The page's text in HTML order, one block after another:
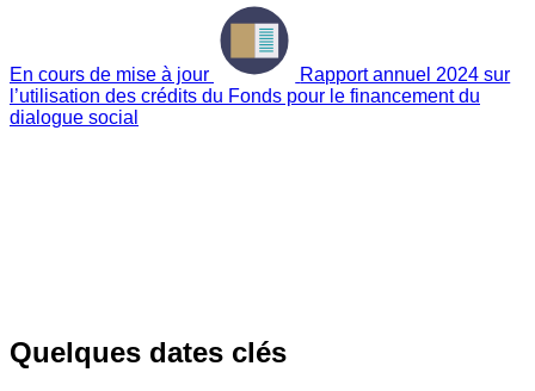
En cours de mise à jour
Rapport annuel 2024 sur
l’utilisation des crédits du Fonds pour le financement du
dialogue social
Quelques dates clés